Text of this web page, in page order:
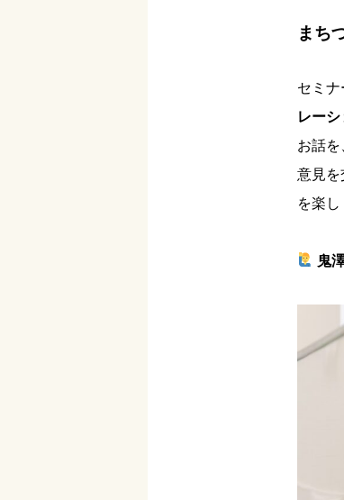
まち
セミナ
レー
お話
意見を
を楽
鬼